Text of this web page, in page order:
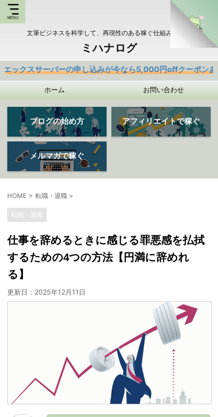
文筆ビジネスを科学して、再現性のある稼ぐ仕組みを持つ
ミハナログ
バーの申し込みが今なら5,000円offクーポンあり
ホーム お問い合わせ
ブログの始め方 アフィリエイトで稼ぐ
メルマガで稼ぐ
HOME > 転職・退職 >
転職・退職
仕事を辞めるときに感じる罪悪感を払拭
するための4つの方法【円満に辞めれ
る】
更新日： 2025年12月11日